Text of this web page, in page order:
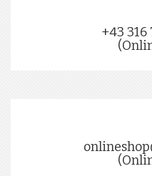
+43 316